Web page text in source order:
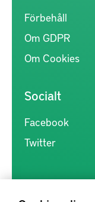
Förbehåll
Om GDPR
Om Cookies
Socialt
Facebook
Twitter